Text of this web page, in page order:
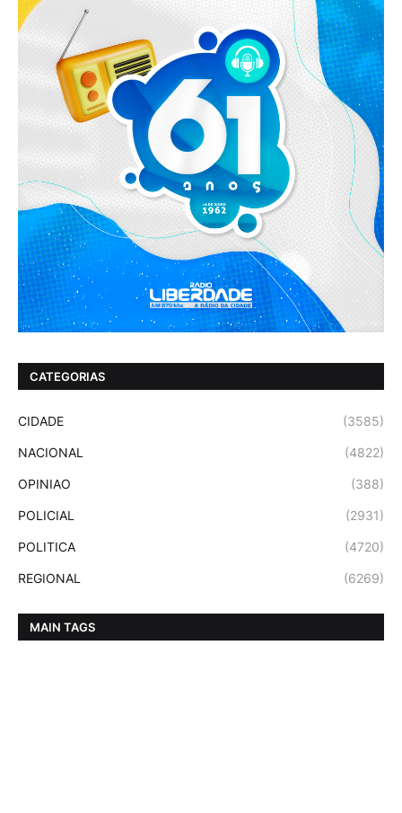
CATEGORIAS
CIDADE (3585)
NACIONAL (4822)
OPINIAO (388)
POLICIAL (2931)
POLITICA (4720)
REGIONAL (6269)
MAIN TAGS